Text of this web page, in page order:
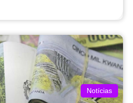
Notícias